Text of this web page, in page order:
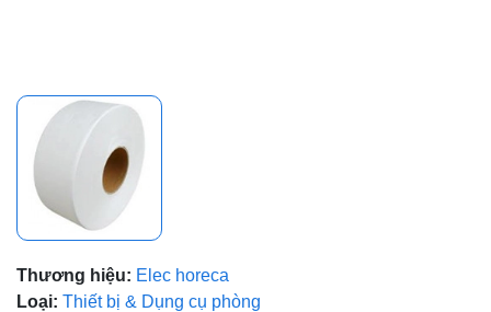
Thương hiệu: Elec horeca
Loại: Thiết bị & Dụng cụ phòng